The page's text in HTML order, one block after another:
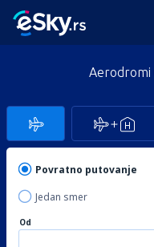
Aerodromi
Povratno putovanje
Jedan smer
Od